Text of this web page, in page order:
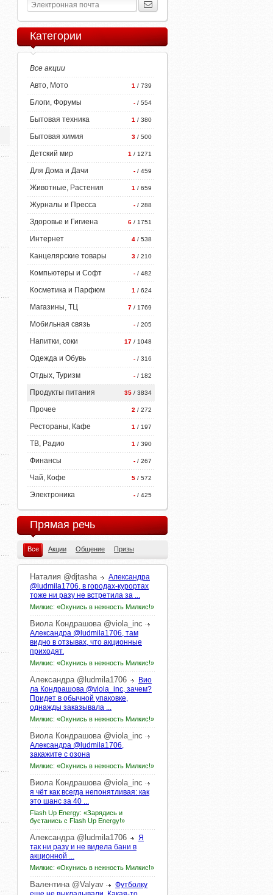
Категории
Все акции
1 / 739
Авто, Мото
- / 554
Блоги, Форумы
1 / 380
Бытовая техника
3 / 500
Бытовая химия
1 / 1271
Детский мир
- / 459
Для Дома и Дачи
1 / 659
Животные, Растения
- / 288
Журналы и Пресса
6 / 1751
Здоровье и Гигиена
4 / 538
Интернет
3 / 210
Канцелярские товары
- / 482
Компьютеры и Софт
1 / 624
Косметика и Парфюм
7 / 1769
Магазины, ТЦ
- / 205
Мобильная связь
17 / 1048
Напитки, соки
- / 316
Одежда и Обувь
- / 182
Отдых, Туризм
35 / 3834
Продукты питания
2 / 272
Прочее
1 / 197
Рестораны, Кафе
1 / 390
ТВ, Радио
- / 267
Финансы
5 / 572
Чай, Кофе
- / 425
Электроника
Прямая речь
Все Акции Общение Призы
Наталия @djtasha
Александра
@ludmila1706, в городах-курортах
тоже ни разу не встретила за ...
Милкис: «Окунись в нежность Милкис!»
Виола Кондрашова @viola_inc
Александра @ludmila1706, там
видно в отзывах, что акционные
приходят.
Милкис: «Окунись в нежность Милкис!»
Александра @ludmila1706
Вио
ла Кондрашова @viola_inc, зачем?
Придет в обычной упаковке,
однажды заказывала ...
Милкис: «Окунись в нежность Милкис!»
Виола Кондрашова @viola_inc
Александра @ludmila1706,
закажите с озона
Милкис: «Окунись в нежность Милкис!»
Виола Кондрашова @viola_inc
я чёт как всегда непонятливая: как
это шанс за 40 ...
Flash Up Energy: «Зарядись и
бустанись с Flash Up Energy!»
Александра @ludmila1706
Я
так ни разу и не видела бани в
акционной ...
Милкис: «Окунись в нежность Милкис!»
Валентина @Valyav
Футболку